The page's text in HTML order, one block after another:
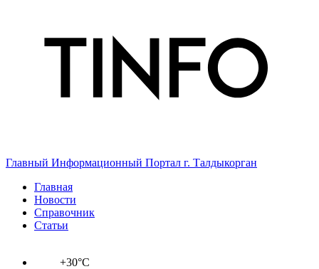
Главный Информационный Портал г. Талдыкорган
Главная
Новости
Справочник
Статьи
+30°C